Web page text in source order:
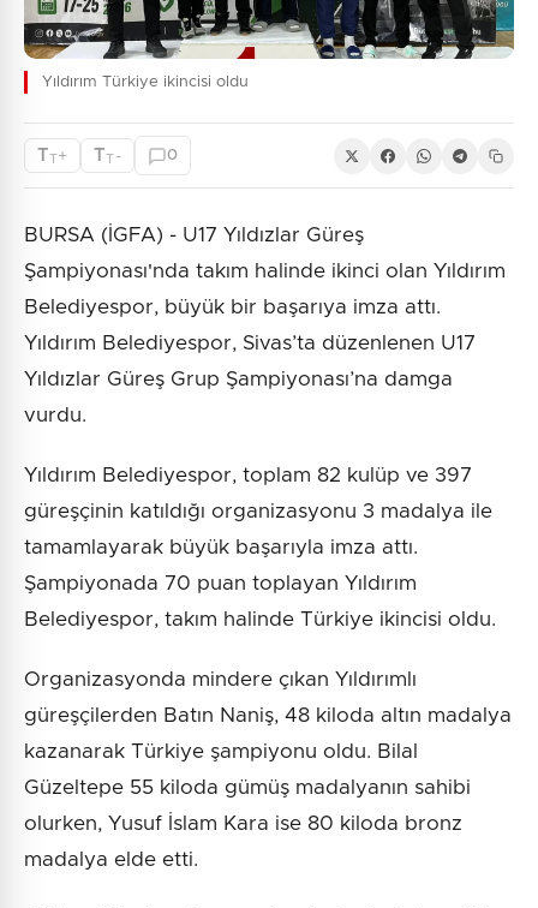
Yıldırım Türkiye ikincisi oldu
TT+ TT - 0
BURSA (İGFA) - U17 Yıldızlar Güreş
Şampiyonası'nda takım halinde ikinci olan Yıldırım
Belediyespor, büyük bir başarıya imza attı.
Yıldırım Belediyespor, Sivas’ta düzenlenen U17
Yıldızlar Güreş Grup Şampiyonası’na damga
vurdu.
Yıldırım Belediyespor, toplam 82 kulüp ve 397
güreşçinin katıldığı organizasyonu 3 madalya ile
tamamlayarak büyük başarıyla imza attı.
Şampiyonada 70 puan toplayan Yıldırım
Belediyespor, takım halinde Türkiye ikincisi oldu.
Organizasyonda mindere çıkan Yıldırımlı
güreşçilerden Batın Naniş, 48 kiloda altın madalya
kazanarak Türkiye şampiyonu oldu. Bilal
Güzeltepe 55 kiloda gümüş madalyanın sahibi
olurken, Yusuf İslam Kara ise 80 kiloda bronz
madalya elde etti.